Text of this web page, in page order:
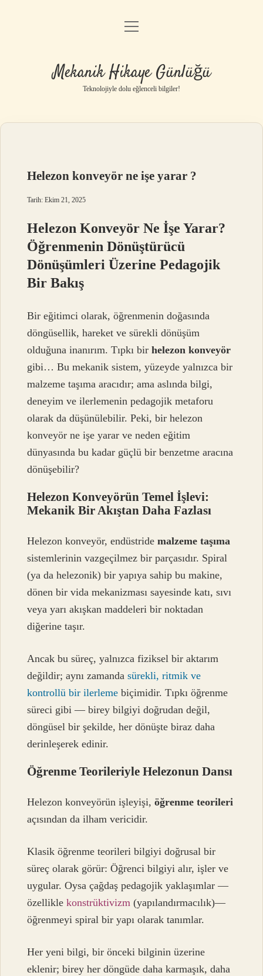
Anasayfa
Yasal Uyarı
menüyü
Mekanik Hikaye Günlüğü
Teknolojiyle dolu eğlenceli bilgiler!
Helezon konveyör ne işe yarar ?
Tarih: Ekim 21, 2025
Helezon Konveyör Ne İşe Yarar?
Öğrenmenin Dönüştürücü
Dönüşümleri Üzerine Pedagojik
Bir Bakış
Bir eğitimci olarak, öğrenmenin doğasında
döngüsellik, hareket ve sürekli dönüşüm
olduğuna inanırım. Tıpkı birhelezon konveyör
gibi… Bu mekanik sistem, yüzeyde yalnızca bir
malzeme taşıma aracıdır; ama aslında bilgi,
deneyim ve ilerlemenin pedagojik metaforu
olarak da düşünülebilir. Peki, bir helezon
konveyör ne işe yarar ve neden eğitim
dünyasında bu kadar güçlü bir benzetme aracına
dönüşebilir?
Helezon Konveyörün Temel İşlevi:
Mekanik Bir Akıştan Daha Fazlası
Helezon konveyör, endüstridemalzeme taşıma
sistemlerinin vazgeçilmez bir parçasıdır. Spiral
(ya da helezonik) bir yapıya sahip bu makine,
dönen bir vida mekanizması sayesinde katı, sıvı
veya yarı akışkan maddeleri bir noktadan
diğerine taşır.
Ancak bu süreç, yalnızca fiziksel bir aktarım
değildir; aynı zamandasürekli, ritmik ve
kontrollü bir ilerleme biçimidir. Tıpkı öğrenme
süreci gibi — birey bilgiyi doğrudan değil,
döngüsel bir şekilde, her dönüşte biraz daha
derinleşerek edinir.
Öğrenme Teorileriyle Helezonun Dansı
Helezon konveyörün işleyişi,öğrenme teorileri
açısından da ilham vericidir.
Klasik öğrenme teorileri bilgiyi doğrusal bir
süreç olarak görür: Öğrenci bilgiyi alır, işler ve
uygular. Oysa çağdaş pedagojik yaklaşımlar —
özelliklekonstrüktivizm (yapılandırmacılık)—
öğrenmeyi spiral bir yapı olarak tanımlar.
Her yeni bilgi, bir önceki bilginin üzerine
eklenir; birey her döngüde daha karmaşık, daha